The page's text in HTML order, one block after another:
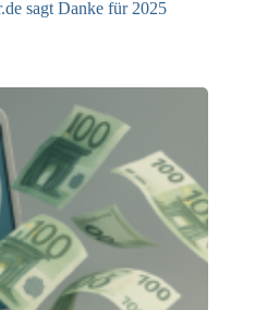
sagt Danke für 2025